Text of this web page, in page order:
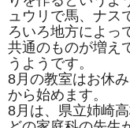
ュウリで馬、ナス
ろいろ地方によっ
共通のものが増え
うようです。
8月の教室はお休
から始めます。
8月は、県立姉崎